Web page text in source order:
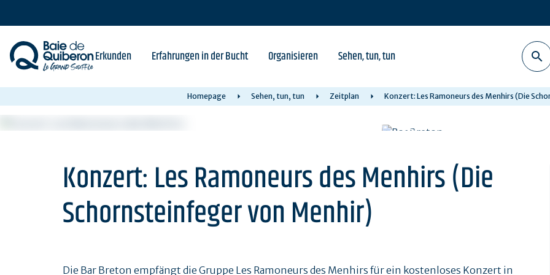
content
Erkunden Erfahrungen in der Bucht Organisieren Sehen, tun, tun
Homepage Sehen, tun, tun Zeitplan Konzert: Les Ramoneurs des Menhirs (Die
Konzert: Les Ramoneurs des Menhirs (Die
Schornsteinfeger von Menhir)
Die Bar Breton empfängt die Gruppe Les Ramoneurs des Menhirs für ein kostenloses Konzert in